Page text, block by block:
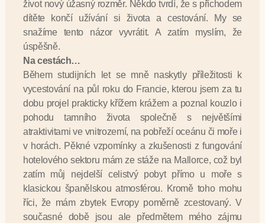
život nový úžasný rozměr. Někdo tvrdí, že s příchodem
dítěte končí užívání si života a cestování. My se
snažíme tento názor vyvrátit. A zatím myslím, že
úspěšně.
Na cestách…
Během studijních let se mně naskytly příležitosti k
vycestování na půl roku do Francie, kterou jsem za tu
dobu projel prakticky křížem krážem a poznal kouzlo i
pohodu tamního života společně s největšími
atraktivitami ve vnitrozemí, na pobřeží oceánu či moře i
v horách. Pěkné vzpomínky a zkušenosti z fungování
hotelového sektoru mám ze stáže na Mallorce, což byl
zatím můj nejdelší celistvý pobyt přímo u moře s
klasickou španělskou atmosférou. Kromě toho mohu
říci, že mám zbytek Evropy poměrně zcestovaný. V
současné době jsou ale předmětem mého zájmu